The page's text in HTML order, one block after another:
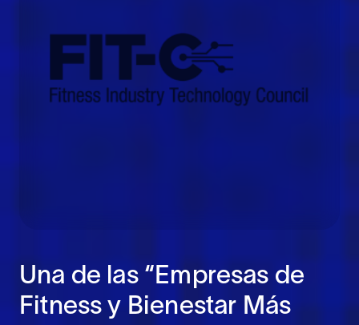
Una de las “Empresas de
Fitness y Bienestar Más